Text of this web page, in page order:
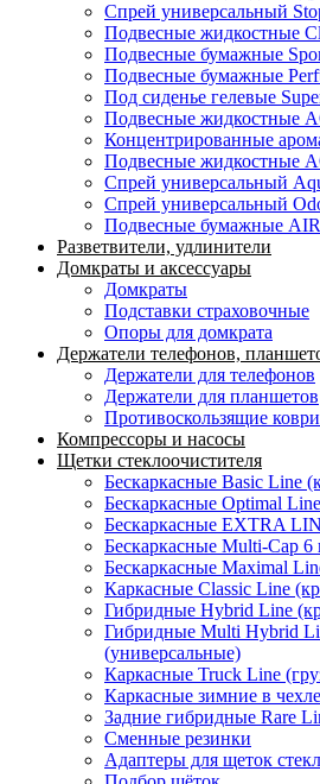
Спрей универсальный
Подвесные жидкостные
Подвесные бумажные
Подвесные бумажные
Под сиденье гелевые
Подвесные жидкостные
Концентрированные
Подвесные жидкостные
Спрей универсальный
Спрей универсальный
Подвесные бумажные
Разветвители, удлинители
Домкраты и аксессуары
Домкраты
Подставки страховочные
Опоры для домкрата
Держатели телефонов,
Держатели для телефонов
Держатели для планшетов
Противоскользящие
Компрессоры и насосы
Щетки стеклоочистителя
Бескаркасные Basic Line
Бескаркасные Optimal
Бескаркасные EXTRA
Бескаркасные Multi-Cap 6
Бескаркасные Maximal
Каркасные Classic Line
Гибридные Hybrid Line
Гибридные Multi Hybrid
(универсальные)
Каркасные Truck Line
Каркасные зимние в
Задние гибридные Rare
Сменные резинки
Адаптеры для щеток